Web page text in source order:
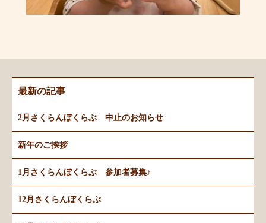
最新の記事
2月さくらんぼくらぶ 中止のお知らせ
新年のご挨拶
1月さくらんぼくらぶ 参加者募集♪
12月さくらんぼくらぶ